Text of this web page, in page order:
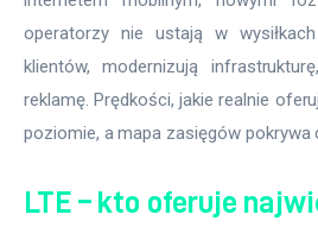
operatorzy nie ustają w
klientów, modernizują
reklamę. Prędkości, jakie realnie
poziomie, a mapa zasięgów pokrywa
LTE – kto oferuje